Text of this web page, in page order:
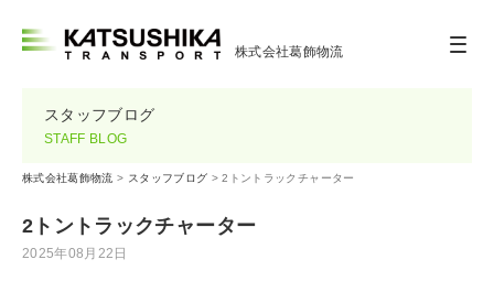
株式会社葛飾物流
スタッフブログ
STAFF BLOG
株式会社葛飾物流 > スタッフブログ >2トントラックチャーター
2トントラックチャーター
2025年08月22日